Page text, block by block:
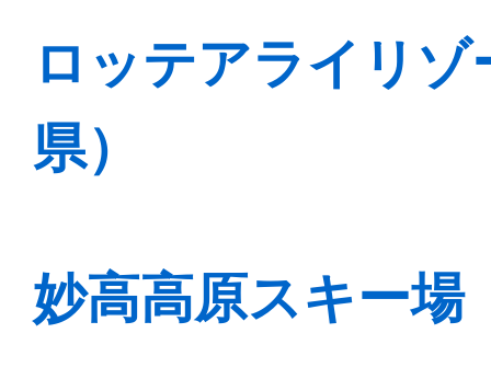
ロッテアライリ
県）
妙高高原スキー場